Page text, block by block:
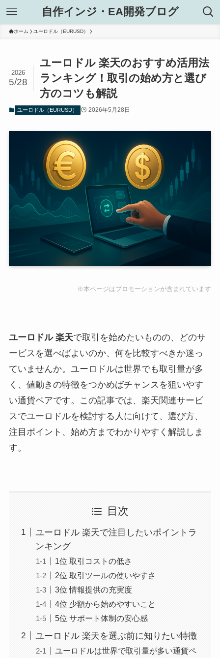
自作インジ・EA開発ブログ
ホーム ユーロドル（EURUSD）
ユーロドル 楽天のおすすめ活用法
ランキング！取引の始め方と選び
方のコツも解説
2026
5/28
ユーロドル（EURUSD） 2026年5月28日
※本ページはプロモーションが含まれています
ユーロドル 楽天で取引を始めたいものの、どのサ
ービスを選べばよいのか、何を比較すべきか迷っ
ていませんか。ユーロドルは世界でも取引量が多
く、値動きの特徴をつかめばチャンスを狙いやす
い通貨ペアです。この記事では、楽天関連サービ
スでユーロドルを検討する人に向けて、選び方、
注目ポイント、始め方までわかりやすく解説しま
す。
目次
ユーロドル 楽天で注目したいポイントラ
ンキング
1位 取引コストの低さ
2位 取引ツールの使いやすさ
3位 情報提供の充実度
4位 少額から始めやすいこと
5位 サポート体制の安心感
ユーロドル 楽天を選ぶ前に知りたい特徴
ユーロドルは世界で取引量が多い通貨ペ